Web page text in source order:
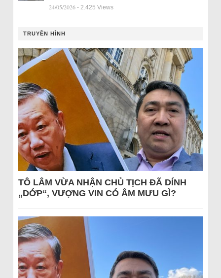
24/05/2026 - 2.425 Views
TRUYỀN HÌNH
TÔ LÂM VỪA NHẬN CHỦ TỊCH ĐÃ DÍNH
„DỚP“, VƯỢNG VIN CÓ ÂM MƯU GÌ?